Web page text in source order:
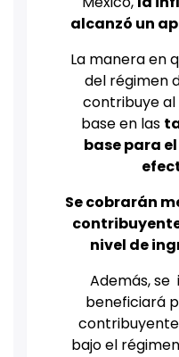
alcanzó un
La manera en
del régimen
contribuye
base en las
base para
Se cobrarán
nivel de
Además, se
beneficiará
bajo el